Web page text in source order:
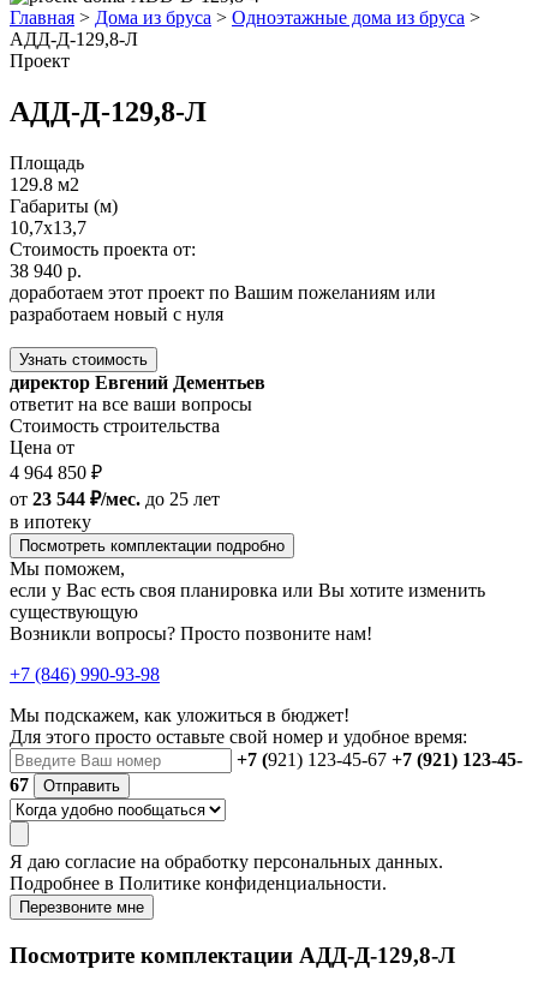
Главная > Дома из бруса > Одноэтажные дома из бруса >
АДД-Д-129,8-Л
Проект
АДД-Д-129,8-Л
Площадь
129.8 м2
Габариты (м)
10,7x13,7
Стоимость проекта от:
38 940 р.
доработаем этот проект по Вашим пожеланиям или
разработаем новый с нуля
Узнать стоимость
директор Евгений Дементьев
ответит на все ваши вопросы
Стоимость строительства
Цена от
4 964 850 ₽
от 23 544 ₽/мес. до 25 лет
в ипотеку
Посмотреть комплектации подробно
Мы поможем,
если у Вас есть своя планировка или Вы хотите изменить
существующую
Возникли вопросы? Просто позвоните нам!
+7 (846) 990-93-98
Мы подскажем, как уложиться в бюджет!
Для этого просто оставьте свой номер и удобное время:
+7 (921) 123-45-67 +7 (921) 123-45-
67
Отправить
Я даю согласие на обработку персональных данных.
Подробнее в Политике конфиденциальности.
Перезвоните мне
Посмотрите комплектации АДД-Д-129,8-Л